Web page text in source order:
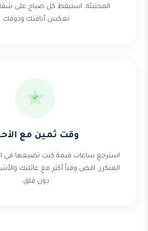
المختبئة. استيقظ كل صباح على
تعكس أناقتك وذوقك.
وقت ثمين مع
استرجع ساعات قيمة كنت تضيعها في
المتكرر. اقضِ وقتاً أكثر مع عائلتك
دون قلق.